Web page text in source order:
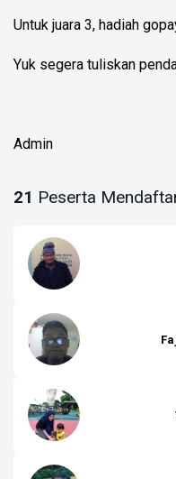
Untuk juara 3, hadiah
Yuk segera tuliskan
Admin
21 Peserta